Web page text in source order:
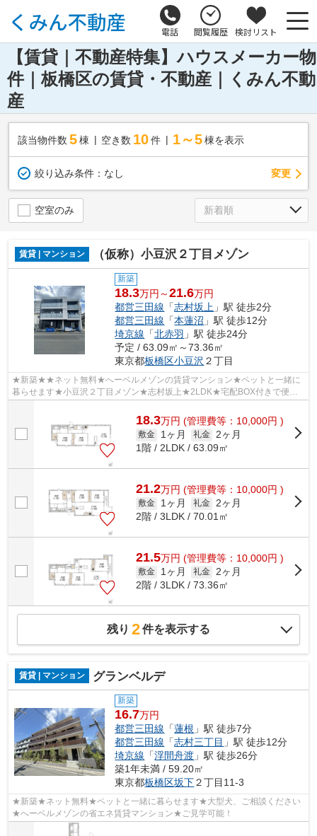
電話 閲覧履歴 検討リスト
【賃貸｜不動産特集】ハウスメーカー物
件｜板橋区の賃貸・不動産｜くみん不動
産
該当物件数 5棟 空き数 10 件 1～5 棟を表示
絞り込み条件： なし 変更
空室のみ
賃貸 | マンション （仮称）小豆沢２丁目メゾン
新築
18.3万円～21.6万円
都営三田線 「志村坂上 」駅 徒歩2分
都営三田線 「本蓮沼 」駅 徒歩12分
埼京線 「北赤羽 」駅 徒歩24分
予定 / 63.09㎡～73.36㎡
東京都板橋区小豆沢 ２丁目
★新築★★ネット無料★へーベルメゾンの賃貸マンション★ペットと一緒に
暮らせます★小豆沢２丁目メゾン★志村坂上★2LDK★宅配BOX付きで便利
な生活しませんか。オートロックで安心セキュリテ...
18.3万円 (管理費等：10,000円 )
敷金 1ヶ月 礼金
2ヶ月
1階 / 2LDK / 63.09㎡
21.2万円 (管理費等：10,000円 )
敷金 1ヶ月 礼金
2ヶ月
2階 / 3LDK / 70.01㎡
21.5万円 (管理費等：10,000円 )
敷金 1ヶ月 礼金
2ヶ月
2階 / 3LDK / 73.36㎡
残り 2件を表示する
賃貸 | マンション グランベルデ
新築
16.7万円
都営三田線 「蓮根 」駅 徒歩7分
都営三田線 「志村三丁目 」駅 徒歩12分
埼京線 「浮間舟渡 」駅 徒歩26分
築1年未満 / 59.20㎡
東京都板橋区坂下２丁目11-3
★新築★ネット無料★ペットと一緒に暮らせます★大型犬、ご相談ください
★へーベルメゾンの省エネ賃貸マンション★ご見学可能！